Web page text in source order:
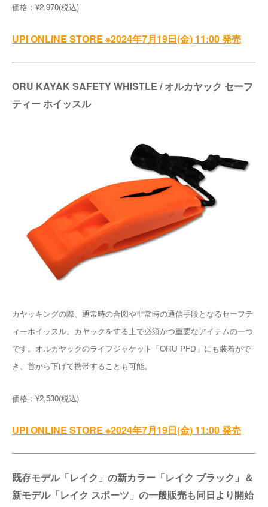
価格：¥2,970(税込)
UPI ONLINE STORE ※2024年7月19日(金) 11:00 発売
ORU KAYAK SAFETY WHISTLE / オルカヤック セーフ
ティー ホイッスル
カヤッキングの際、通常時の合図や非常時の通信手段となるセーフテ
ィーホイッスル。カヤックをする上で必須かつ重要なアイテムの一つ
です。オルカヤックのライフジャケット「ORU PFD」にも装着がで
き、首から下げて携帯することも可能。
価格：¥2,530(税込)
UPI ONLINE STORE ※2024年7月19日(金) 11:00 発売
既存モデル「レイク」の新カラー「レイク ブラック」＆
新モデル「レイク スポーツ」の一般販売も同日より開始